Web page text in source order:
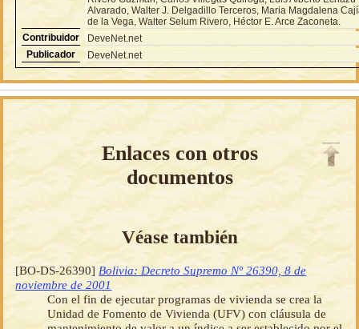
Alvarado, Walter J. Delgadillo Terceros, Maria Magdalena
de la Vega, Walter Selum Rivero, Héctor E. Arce Zaconeta.
Contribuidor
DeveNet.net
Publicador
DeveNet.net
Enlaces con otros
documentos
Véase también
[BO-DS-26390] Bolivia: Decreto Supremo Nº 26390, 8 de
noviembre de 2001
Con el fin de ejecutar programas de vivienda se crea la
Unidad de Fomento de Vivienda (UFV) con cláusula de